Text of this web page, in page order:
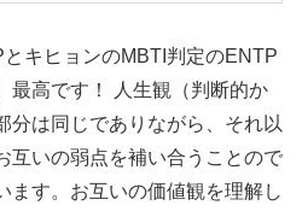
キヒョンのMBTI判定のENTP
です！ 人生観（判断的か
分は同じでありながら、それ以
互いの弱点を補い合うことので
ます。お互いの価値観を理解し